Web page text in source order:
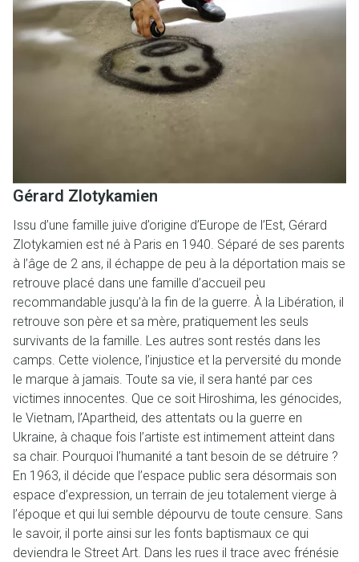
Gérard Zlotykamien
Issu d’une famille juive d’origine d’Europe de l’Est, Gérard
Zlotykamien est né à Paris en 1940. Séparé de ses parents
à l’âge de 2 ans, il échappe de peu à la déportation mais se
retrouve placé dans une famille d’accueil peu
recommandable jusqu’à la fin de la guerre. À la Libération, il
retrouve son père et sa mère, pratiquement les seuls
survivants de la famille. Les autres sont restés dans les
camps. Cette violence, l’injustice et la perversité du monde
le marque à jamais. Toute sa vie, il sera hanté par ces
victimes innocentes. Que ce soit Hiroshima, les génocides,
le Vietnam, l’Apartheid, des attentats ou la guerre en
Ukraine, à chaque fois l’artiste est intimement atteint dans
sa chair. Pourquoi l’humanité a tant besoin de se détruire ?
En 1963, il décide que l’espace public sera désormais son
espace d’expression, un terrain de jeu totalement vierge à
l’époque et qui lui semble dépourvu de toute censure. Sans
le savoir, il porte ainsi sur les fonts baptismaux ce qui
deviendra le Street Art. Dans les rues il trace avec frénésie